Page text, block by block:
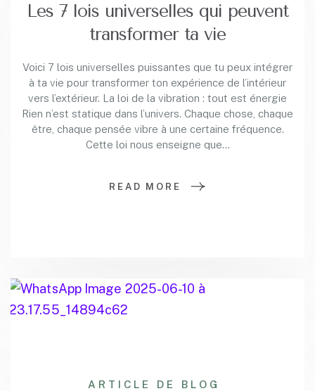
Les 7 lois universelles qui peuvent
transformer ta vie
Voici 7 lois universelles puissantes que tu peux intégrer
à ta vie pour transformer ton expérience de l’intérieur
vers l’extérieur. La loi de la vibration : tout est énergie
Rien n’est statique dans l’univers. Chaque chose, chaque
être, chaque pensée vibre à une certaine fréquence.
Cette loi nous enseigne que…
READ MORE
ARTICLE DE BLOG